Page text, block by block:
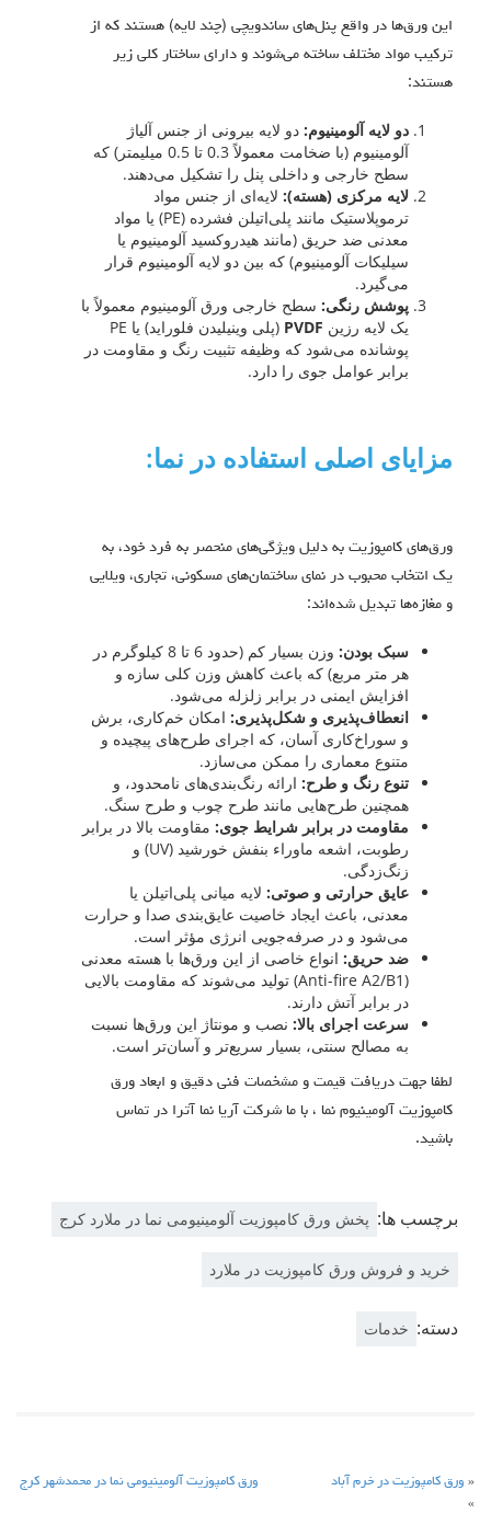
این ورق‌ها در واقع پنل‌های ساندویچی (چند لایه) هستند که از
ترکیب مواد مختلف ساخته می‌شوند و دارای ساختار کلی زیر
هستند:
دو لایه آلومینیوم: دو لایه بیرونی از جنس آلیاژ
آلومینیوم (با ضخامت معمولاً 0.3 تا 0.5 میلیمتر) که
سطح خارجی و داخلی پنل را تشکیل می‌دهند.
لایه مرکزی (هسته): لایه‌ای از جنس مواد
ترموپلاستیک مانند پلی‌اتیلن فشرده (PE) یا مواد
معدنی ضد حریق (مانند هیدروکسید آلومینیوم یا
سیلیکات آلومینیوم) که بین دو لایه آلومینیوم قرار
می‌گیرد.
پوشش رنگی: سطح خارجی ورق آلومینیوم معمولاً با
یک لایه رزین PVDF
(پلی وینیلیدن فلوراید) یا PE
پوشانده می‌شود که وظیفه تثبیت رنگ و مقاومت در
برابر عوامل جوی را دارد.
مزایای اصلی استفاده در نما:
ورق‌های کامپوزیت به دلیل ویژگی‌های منحصر به فرد خود، به
یک انتخاب محبوب در نمای ساختمان‌های مسکونی، تجاری، ویلایی
و مغازه‌ها تبدیل شده‌اند:
سبک بودن:
وزن بسیار کم (حدود 6 تا 8 کیلوگرم در
هر متر مربع) که باعث کاهش وزن کلی سازه و
افزایش ایمنی در برابر زلزله می‌شود.
انعطاف‌پذیری و شکل‌پذیری: امکان خم‌کاری، برش
و سوراخ‌کاری آسان، که اجرای طرح‌های پیچیده و
متنوع معماری را ممکن می‌سازد.
تنوع رنگ و طرح: ارائه رنگ‌بندی‌های نامحدود، و
همچنین طرح‌هایی مانند طرح چوب و طرح سنگ.
مقاومت در برابر شرایط جوی: مقاومت بالا در برابر
رطوبت، اشعه ماوراء بنفش خورشید (UV) و
زنگ‌زدگی.
عایق حرارتی و صوتی: لایه میانی پلی‌اتیلن یا
معدنی، باعث ایجاد خاصیت عایق‌بندی صدا و حرارت
می‌شود و در صرفه‌جویی انرژی مؤثر است.
ضد حریق: انواع خاصی از این ورق‌ها با هسته معدنی
(Anti-fire A2/B1) تولید می‌شوند که مقاومت بالایی
در برابر آتش دارند.
سرعت اجرای بالا: نصب و مونتاژ این ورق‌ها نسبت
به مصالح سنتی، بسیار سریع‌تر و آسان‌تر است.
لطفا جهت دریافت قیمت و مشخصات فنی دقیق و ابعاد ورق
کامپوزیت آلومینیوم نما ، با ما شرکت آریا نما آترا در تماس
باشید.
برچسب ها: پخش ورق کامپوزیت آلومینیومی نما در ملارد کرج
خرید و فروش ورق کامپوزیت در ملارد
دسته: خدمات
« ورق کامپوزیت در خرم آباد
ورق کامپوزیت آلومینیومی نما در محمدشهر کرج
»